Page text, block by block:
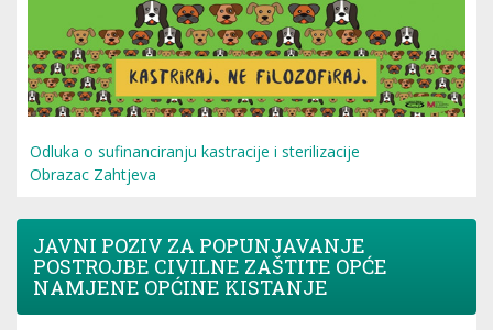
Odluka o sufinanciranju kastracije i sterilizacije
Obrazac Zahtjeva
JAVNI POZIV ZA POPUNJAVANJE
POSTROJBE CIVILNE ZAŠTITE OPĆE
NAMJENE OPĆINE KISTANJE